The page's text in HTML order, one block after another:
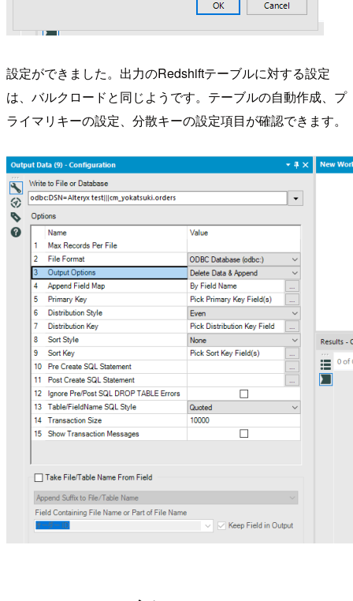
設定ができました。出力のRedshiftテーブルに対する設定
は、バルクロードと同じようです。テーブルの自動作成、プ
ライマリキーの設定、分散キーの設定項目が確認できます。